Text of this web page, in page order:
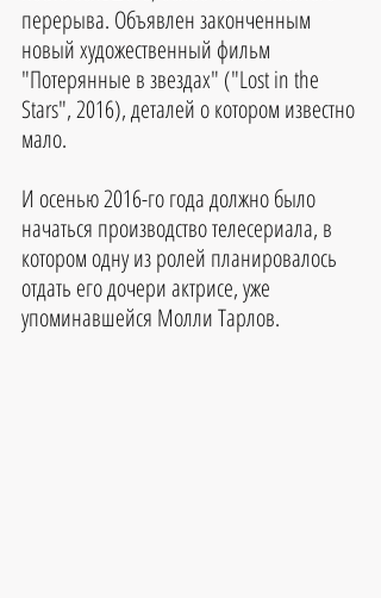
перерыва. Объявлен законченным
новый художественный фильм
"Потерянные в звездах" ("Lost in the
Stars", 2016), деталей о котором известно
мало.
И осенью 2016-го года должно было
начаться производство телесериала, в
котором одну из ролей планировалось
отдать его дочери актрисе, уже
упоминавшейся Молли Тарлов.